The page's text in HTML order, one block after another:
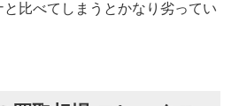
と比べてしまうとかなり劣ってい